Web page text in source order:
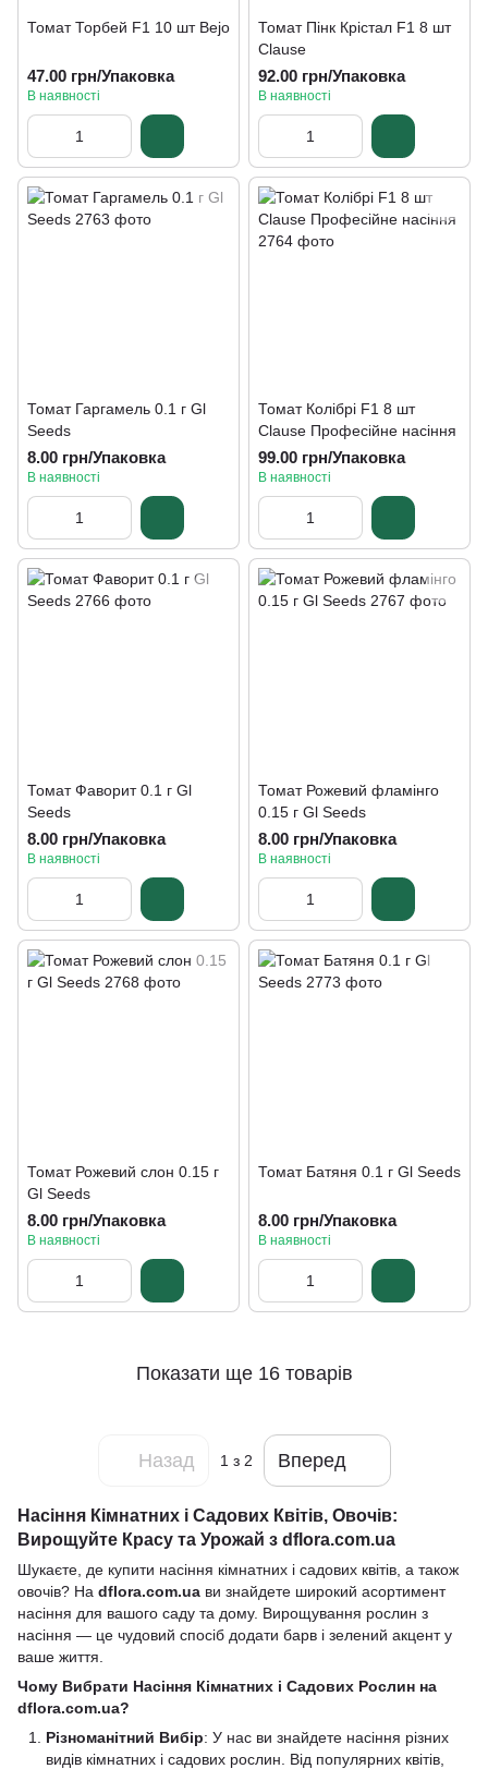
Томат Торбей F1 10 шт Bejo
47.00 грн/Упаковка
В наявності
Томат Пінк Крістал F1 8 шт
Clause
92.00 грн/Упаковка
В наявності
Томат Гаргамель 0.1 г Gl
Seeds
8.00 грн/Упаковка
В наявності
Томат Колібрі F1 8 шт
Clause Професійне насіння
99.00 грн/Упаковка
В наявності
Томат Фаворит 0.1 г Gl
Seeds
8.00 грн/Упаковка
В наявності
Томат Рожевий фламінго
0.15 г Gl Seeds
8.00 грн/Упаковка
В наявності
Томат Рожевий слон 0.15 г
Gl Seeds
8.00 грн/Упаковка
В наявності
Томат Батяня 0.1 г Gl Seeds
8.00 грн/Упаковка
В наявності
Показати ще 16 товарів
Назад 1 з 2 Вперед
Насіння Кімнатних і Садових Квітів, Овочів:
Вирощуйте Красу та Урожай з dflora.com.ua
Шукаєте, де купити насіння кімнатних і садових квітів, а також
овочів? На dflora.com.ua ви знайдете широкий асортимент
насіння для вашого саду та дому. Вирощування рослин з
насіння — це чудовий спосіб додати барв і зелений акцент у
ваше життя.
Чому Вибрати Насіння Кімнатних і Садових Рослин на
dflora.com.ua?
Різноманітний Вибір: У нас ви знайдете насіння різних
видів кімнатних і садових рослин. Від популярних квітів,